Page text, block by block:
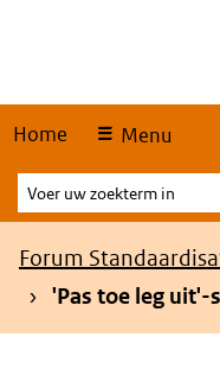
Home Menu
Voer
uw
zoekterm
Kruimelpad
Forum
'Pas toe leg uit'-